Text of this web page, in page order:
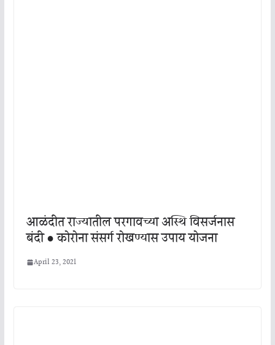
आळंदीत राज्यातील परगावच्या अस्थि विसर्जनास
बंदी ● कोरोना संसर्ग रोखण्यास उपाय योजना
April 23, 2021